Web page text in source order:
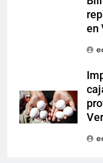
en